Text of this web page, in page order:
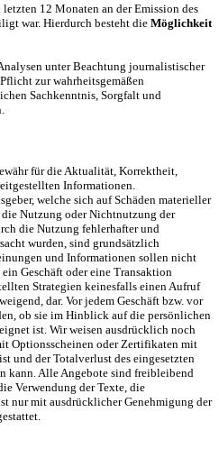
12 Monaten an der Emission des
war. Hierdurch besteht die Möglichkeit
unter Beachtung journalistischer
zur wahrheitsgemäßen
Sachkenntnis, Sorgfalt und
für die Aktualität, Korrektheit,
Informationen.
welche sich auf Schäden materieller
Nutzung oder Nichtnutzung der
die Nutzung fehlerhafter und
wurden, sind grundsätzlich
und Informationen sollen nicht
Geschäft oder eine Transaktion
Strategien keinesfalls einen Aufruf
dar. Vor jedem Geschäft bzw. vor
ob sie im Hinblick auf die persönlichen
ist. Wir weisen ausdrücklich noch
Optionsscheinen oder Zertifikaten mit
und der Totalverlust des eingesetzten
kann. Alle Angebote sind freibleibend
Verwendung der Texte, die
nur mit ausdrücklicher Genehmigung der